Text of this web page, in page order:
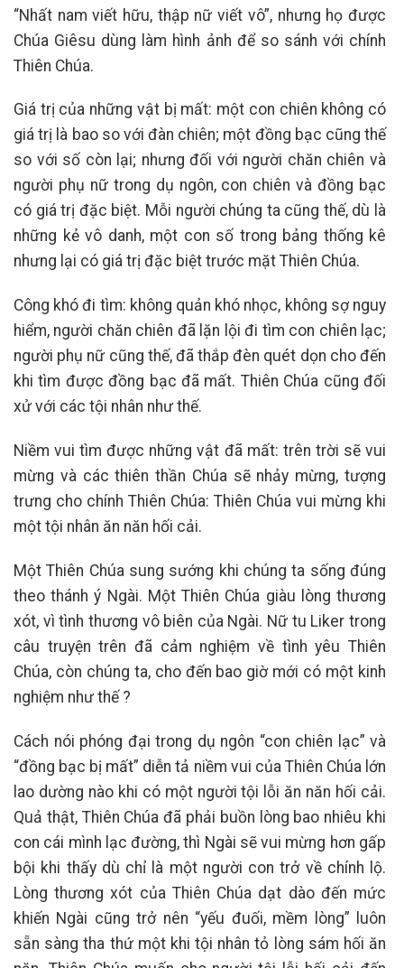
“Nhất nam viết hữu, thập nữ viết vô”, nhưng họ được
Chúa Giêsu dùng làm hình ảnh để so sánh với chính
Thiên Chúa.
Giá trị của những vật bị mất: một con chiên không có
giá trị là bao so với đàn chiên; một đồng bạc cũng thế
so với số còn lại; nhưng đối với người chăn chiên và
người phụ nữ trong dụ ngôn, con chiên và đồng bạc
có giá trị đặc biệt. Mỗi người chúng ta cũng thế, dù là
những kẻ vô danh, một con số trong bảng thống kê
nhưng lại có giá trị đặc biệt trước mặt Thiên Chúa.
Công khó đi tìm: không quản khó nhọc, không sợ nguy
hiểm, người chăn chiên đã lặn lội đi tìm con chiên lạc;
người phụ nữ cũng thế, đã thắp đèn quét dọn cho đến
khi tìm được đồng bạc đã mất. Thiên Chúa cũng đối
xử với các tội nhân như thế.
Niềm vui tìm được những vật đã mất: trên trời sẽ vui
mừng và các thiên thần Chúa sẽ nhảy mừng, tượng
trưng cho chính Thiên Chúa: Thiên Chúa vui mừng khi
một tội nhân ăn năn hối cải.
Một Thiên Chúa sung sướng khi chúng ta sống đúng
theo thánh ý Ngài. Một Thiên Chúa giàu lòng thương
xót, vì tình thương vô biên của Ngài. Nữ tu Liker trong
câu truyện trên đã cảm nghiệm về tình yêu Thiên
Chúa, còn chúng ta, cho đến bao giờ mới có một kinh
nghiệm như thế ?
Cách nói phóng đại trong dụ ngôn “con chiên lạc” và
“đồng bạc bị mất” diễn tả niềm vui của Thiên Chúa lớn
lao dường nào khi có một người tội lỗi ăn năn hối cải.
Quả thật, Thiên Chúa đã phải buồn lòng bao nhiêu khi
con cái mình lạc đường, thì Ngài sẽ vui mừng hơn gấp
bội khi thấy dù chỉ là một người con trở về chính lộ.
Lòng thương xót của Thiên Chúa dạt dào đến mức
khiến Ngài cũng trở nên “yếu đuối, mềm lòng” luôn
sẵn sàng tha thứ một khi tội nhân tỏ lòng sám hối ăn